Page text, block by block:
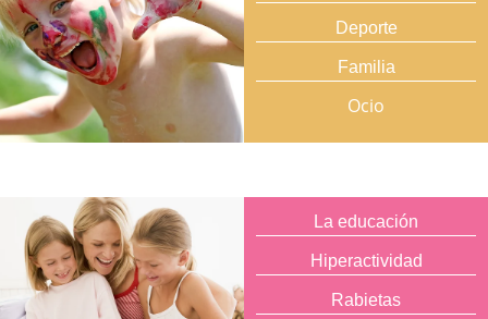
Deporte
Familia
Ocio
La educación
Hiperactividad
Rabietas